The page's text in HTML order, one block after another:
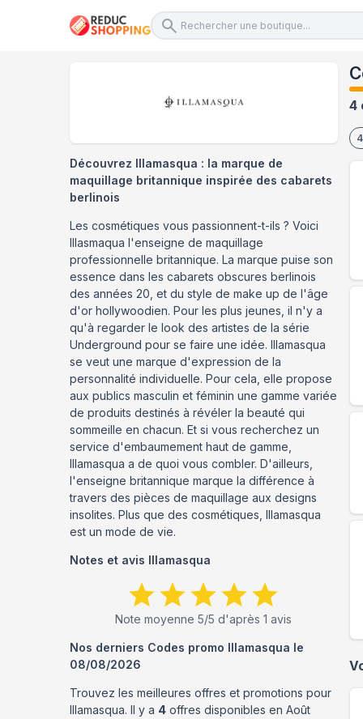
4
4
Découvrez Illamasqua : la marque de
maquillage britannique inspirée des cabarets
berlinois
Les cosmétiques vous passionnent-t-ils ? Voici
Illasmaqua l'enseigne de maquillage
professionnelle britannique. La marque puise son
essence dans les cabarets obscures berlinois
des années 20, et du style de make up de l'âge
d'or hollywoodien. Pour les plus jeunes, il n'y a
qu'à regarder le look des artistes de la série
Underground pour se faire une idée. Illamasqua
se veut une marque d'expression de la
personnalité individuelle. Pour cela, elle propose
aux publics masculin et féminin une gamme variée
de produits destinés à révéler la beauté qui
sommeille en chacun. Et si vous recherchez un
service d'embaumement haut de gamme,
Illamasqua a de quoi vous combler. D'ailleurs,
l'enseigne britannique marque la différence à
travers des pièces de maquillage aux designs
insolites. Plus que des cosmétiques, Illamasqua
est un mode de vie.
Notes et avis Illamasqua
Note moyenne5/5 d'après1 avis
Nos derniers Codes promo Illamasqua le
08/08/2026
Trouvez les meilleures offres et promotions pour
Illamasqua. Il y a 4 offres disponibles en Août